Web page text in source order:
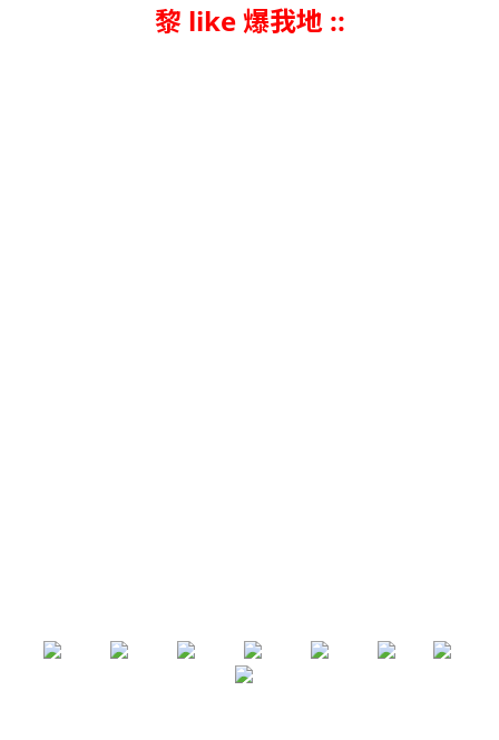
黎 like 爆我地 ::